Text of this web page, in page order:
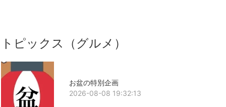
トピックス（グルメ）
お盆の特別企画
2026-08-08 19:32:13